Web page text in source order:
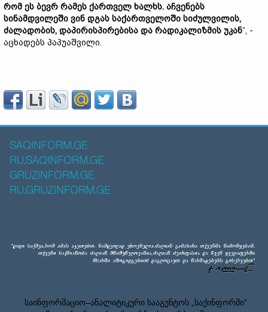
რომ ეს ბევრ რამეს ქართველ ხალხს. აჩვენებს
სინამდვილეში ვინ დგას საქართველოში სიძულვილის,
ძალადობის, დაპირისპირებისა და რადიკალიზმის უკან“, -
აცხადებს პაპუაშვილი.
SAQINFORM.GE
RU.SAQINFORM.GE
GRUZINFORM.GE
RU.GRUZINFORM.GE
საინფორმაციო–ანალიტიკური სააგენტოს „საქინფორმი”